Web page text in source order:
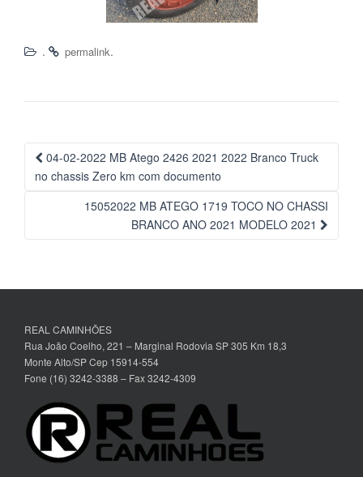
. permalink.
Navegação
da
Postagem
04-02-2022 MB Atego 2426 2021 2022 Branco Truck
no chassis Zero km com documento
15052022 MB ATEGO 1719 TOCO NO CHASSI
BRANCO ANO 2021 MODELO 2021
REAL CAMINHÕES
Rua João Coelho, 221 – Marginal Rodovia SP 305 Km 18,3
Monte Alto/SP Cep 15914-554
Fone (16) 3242-3388 – Fax 3242-4309